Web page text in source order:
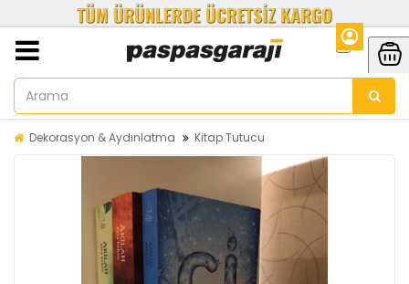
Dekorasyon & Aydınlatma Kitap Tutucu